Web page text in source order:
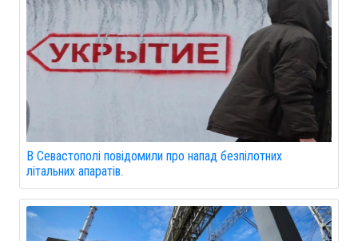
В Севастополі повідомили про напад безпілотних
літальних апаратів.